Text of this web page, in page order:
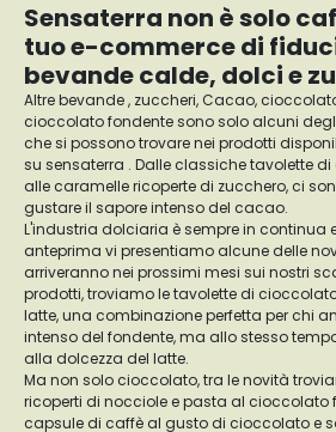
Sensaterra non è solo
tuo e-commerce di
bevande calde, dolci e
Altre bevande , zuccheri, Cacao,
cioccolato fondente sono solo alcuni
che si possono trovare nei prodotti
su sensaterra . Dalle classiche tavolette
alle caramelle ricoperte di zucchero, ci
gustare il sapore intenso del cacao.
L'industria dolciaria è sempre in continua
anteprima vi presentiamo alcune delle
arriveranno nei prossimi mesi sui nostri
prodotti, troviamo le tavolette di
latte, una combinazione perfetta per chi
intenso del fondente, ma allo stesso
alla dolcezza del latte.
Ma non solo cioccolato, tra le novità
ricoperti di nocciole e pasta al cioccolato
capsule di caffè al gusto di cioccolato e